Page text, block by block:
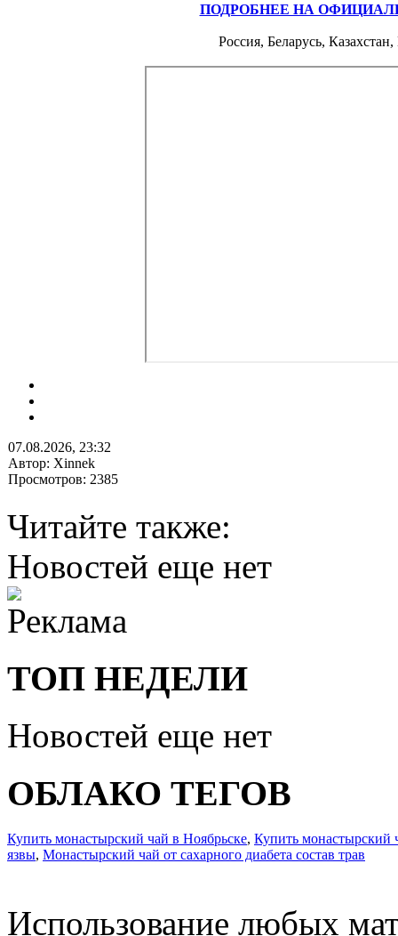
ПОДРОБНЕЕ НА
Россия, Беларусь,
07.08.2026, 23:32
Автор: Xinnek
Просмотров: 2385
Читайте также:
Новостей еще нет
ТОП НЕДЕЛИ
Новостей еще нет
ОБЛАКО ТЕГОВ
Купить монастырский чай в Ноябрьске, Купить монастырский
язвы, Монастырский чай от сахарного диабета состав трав
Использование любых